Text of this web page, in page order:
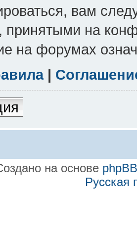
вам
принятыми на
на форумах
|
на основе phpBB
Русская